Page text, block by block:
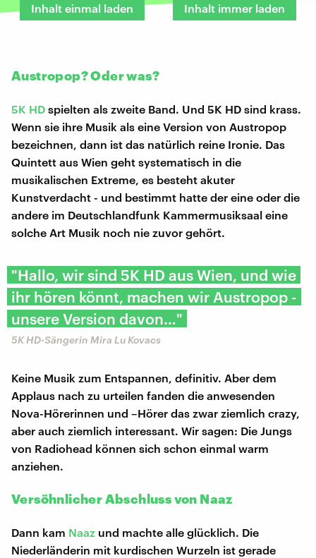
Inhalt einmal laden Inhalt immer laden
Austropop? Oder was?
5K HD spielten als zweite Band. Und 5K HD sind krass.
Wenn sie ihre Musik als eine Version von Austropop
bezeichnen, dann ist das natürlich reine Ironie. Das
Quintett aus Wien geht systematisch in die
musikalischen Extreme, es besteht akuter
Kunstverdacht - und bestimmt hatte der eine oder die
andere im Deutschlandfunk Kammermusiksaal eine
solche Art Musik noch nie zuvor gehört.
"Hallo, wir sind 5K HD aus Wien, und wie
ihr hören könnt, machen wir Austropop -
unsere Version davon…"
5K HD-Sängerin Mira Lu Kovacs
Keine Musik zum Entspannen, definitiv. Aber dem
Applaus nach zu urteilen fanden die anwesenden
Nova-Hörerinnen und –Hörer das zwar ziemlich crazy,
aber auch ziemlich interessant. Wir sagen: Die Jungs
von Radiohead können sich schon einmal warm
anziehen.
Versöhnlicher Abschluss von Naaz
Dann kam Naaz und machte alle glücklich. Die
Niederländerin mit kurdischen Wurzeln ist gerade